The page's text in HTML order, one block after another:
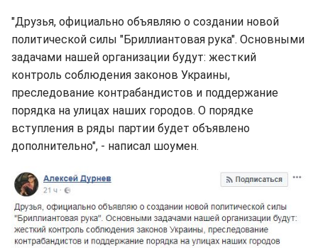
"Друзья, официально объявляю о создании новой
политической силы "Бриллиантовая рука". Основными
задачами нашей организации будут: жесткий
контроль соблюдения законов Украины,
преследование контрабандистов и поддержание
порядка на улицах наших городов. О порядке
вступления в ряды партии будет объявлено
дополнительно", - написал шоумен.